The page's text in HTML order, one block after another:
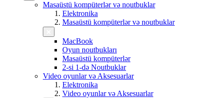
Masaüstü kompüterlər və noutbuklar
Elektronika
Masaüstü kompüterlər və noutbuklar
MacBook
Oyun noutbukları
Masaüstü kompüterlər
2-si 1-də Noutbuklar
Video oyunlar və Aksesuarlar
Elektronika
Video oyunlar və Aksesuarlar